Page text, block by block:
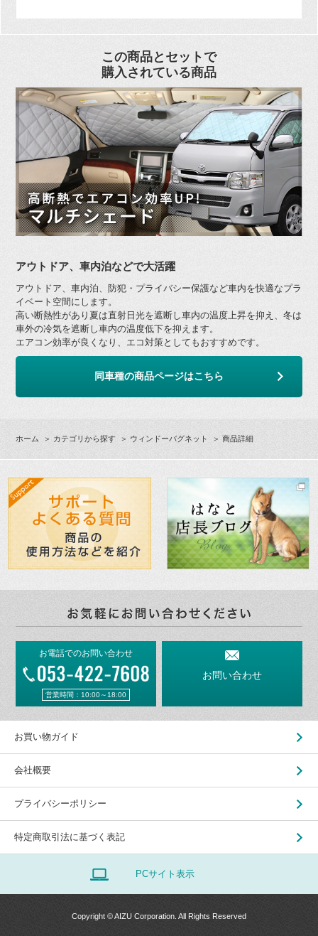
この商品とセットで
購入されている商品
アウトドア、車内泊などで大活躍
アウトドア、車内泊、防犯・プライバシー保護など車内を快適なプラ
イベート空間にします。
高い断熱性があり夏は直射日光を遮断し車内の温度上昇を抑え、冬は
車外の冷気を遮断し車内の温度低下を抑えます。
エアコン効率が良くなり、エコ対策としてもおすすめです。
同車種の商品ページはこちら
ホーム ＞ カテゴリから探す ＞ ウィンドーバグネット ＞ 商品詳細
お電話でのお問い合わせ
営業時間：10:00～18:00
お問い合わせ
お買い物ガイド
会社概要
プライバシーポリシー
特定商取引法に基づく表記
PCサイト表示
Copyright © AIZU Corporation. All Rights Reserved